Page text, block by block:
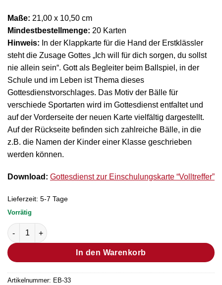
Maße: 21,00 x 10,50 cm
Mindestbestellmenge: 20 Karten
Hinweis: In der Klappkarte für die Hand der Erstklässler
steht die Zusage Gottes „Ich will für dich sorgen, du sollst
nie allein sein“. Gott als Begleiter beim Ballspiel, in der
Schule und im Leben ist Thema dieses
Gottesdienstvorschlages. Das Motiv der Bälle für
verschiede Sportarten wird im Gottesdienst entfaltet und
auf der Vorderseite der neuen Karte vielfältig dargestellt.
Auf der Rückseite befinden sich zahlreiche Bälle, in die
z.B. die Namen der Kinder einer Klasse geschrieben
werden können.
Download: Gottesdienst zur Einschulungskarte “Volltreffer”
Lieferzeit: 5-7 Tage
Vorrätig
Klappkarte "Volltreffer" Menge
In den Warenkorb
Artikelnummer: EB-33